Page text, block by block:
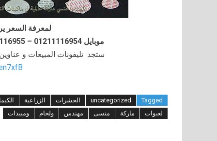
لمعرفة السعر
موبايل 01211116954 – 01211116955 – 01211116956–01211116958
ستجد تليفونات المبيعات و
Tagged
uncategorized الحشرات الزراعية
لعبوات
ماركة منسى مهندس ولحام ومبيدات